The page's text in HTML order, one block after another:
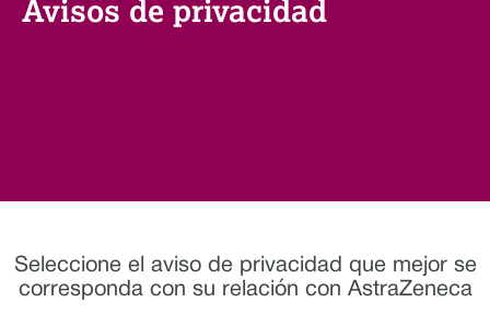
Avisos de privacidad
Seleccione el aviso de privacidad que mejor se
corresponda con su relación con AstraZeneca